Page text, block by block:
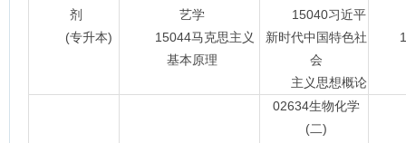
剂
(专升本)
艺学
15044马克思主义
基本原理
15040习近平
新时代中国特色社
会
主义思想概论
02634生物化学
(二)